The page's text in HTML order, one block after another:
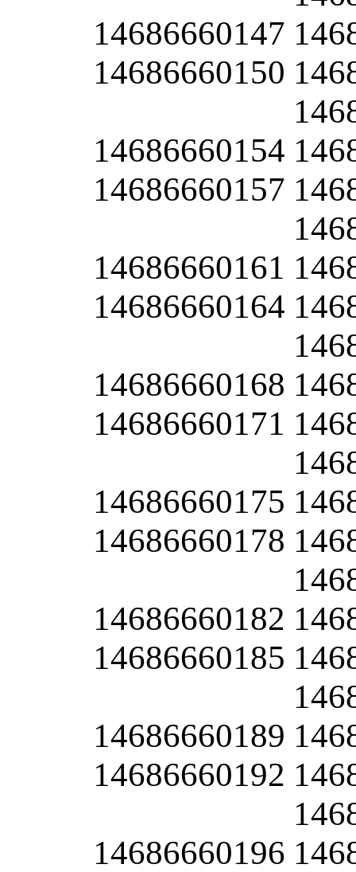
14686660147
14686660150
14686660154
14686660157
14686660161
14686660164
14686660168
14686660171
14686660175
14686660178
14686660182
14686660185
14686660189
14686660192
14686660196